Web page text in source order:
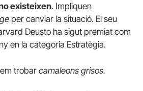
existeixen. Impliquen
per canviar la situació. El seu
Deusto ha sigut premiat com
en la categoria Estratègia.
trobar camaleons grisos.